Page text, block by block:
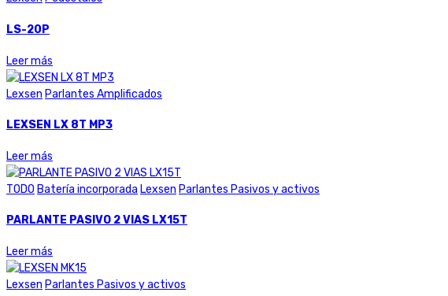
LS-20P
Leer más
Lexsen Parlantes Amplificados
LEXSEN LX 8T MP3
Leer más
TODO Batería incorporada Lexsen Parlantes Pasivos y activos
PARLANTE PASIVO 2 VIAS LX15T
Leer más
Lexsen Parlantes Pasivos y activos